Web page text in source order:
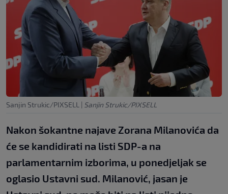
Sanjin Strukic/PIXSELL | Sanjin Strukic/PIXSELL
Nakon šokantne najave Zorana Milanovića da
će se kandidirati na listi SDP-a na
parlamentarnim izborima, u ponedjeljak se
oglasio Ustavni sud. Milanović, jasan je